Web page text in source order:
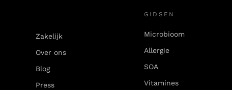
Zakelijk
Over ons
Blog
Press
GIDSEN
Microbioom
Allergie
SOA
Vitamines